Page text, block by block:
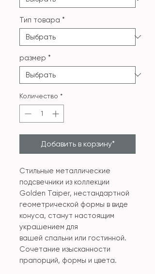
Тип товара *
размер *
Количество *
Добавить в корзину*
Стильные металлические
подсвечники из коллекции
Golden Taiper, нестандартной
геометрической формы в виде
конуса, станут настоящим
украшением для
вашей спальни или гостинной.
Сочетание изысканности
прапорций, формы и цвета.